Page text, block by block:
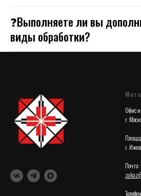
❓Выполняете ли вы
виды обработки?
Офис
г.
г.
Почта: